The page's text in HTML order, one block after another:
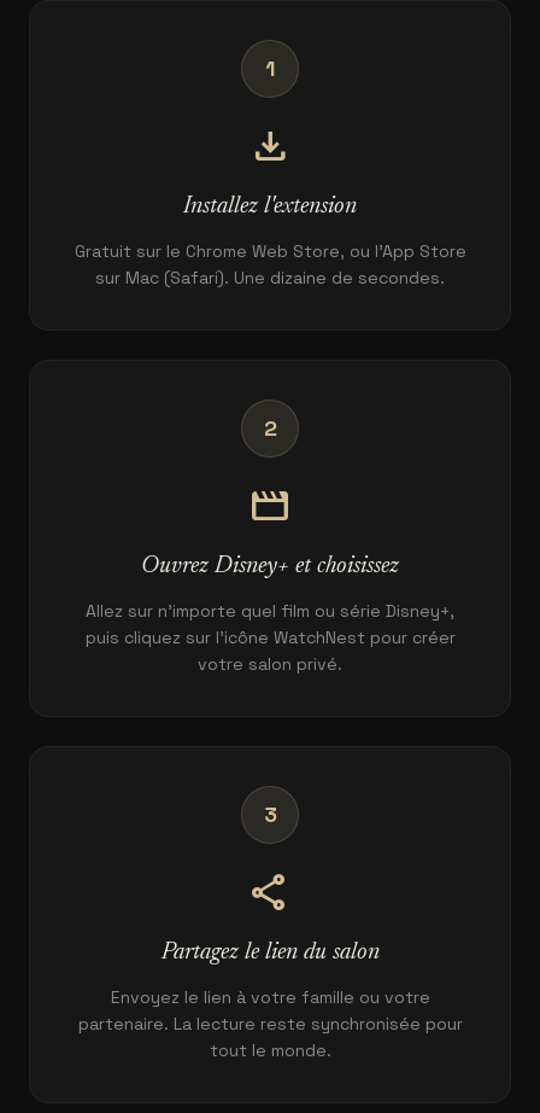
1
download
Installez l'extension
Gratuit sur le Chrome Web Store, ou l'App Store
sur Mac (Safari). Une dizaine de secondes.
2
movie
Ouvrez Disney+ et choisissez
Allez sur n'importe quel film ou série Disney+,
puis cliquez sur l'icône WatchNest pour créer
votre salon privé.
3
share
Partagez le lien du salon
Envoyez le lien à votre famille ou votre
partenaire. La lecture reste synchronisée pour
tout le monde.